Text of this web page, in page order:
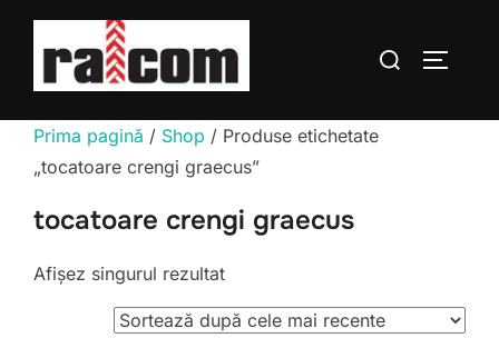
conținut
Caută
Prima pagină / Shop / Produse etichetate
„tocatoare crengi graecus”
tocatoare crengi graecus
Afișez singurul rezultat